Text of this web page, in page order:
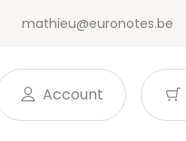
mathieu@euronotes.be
Account